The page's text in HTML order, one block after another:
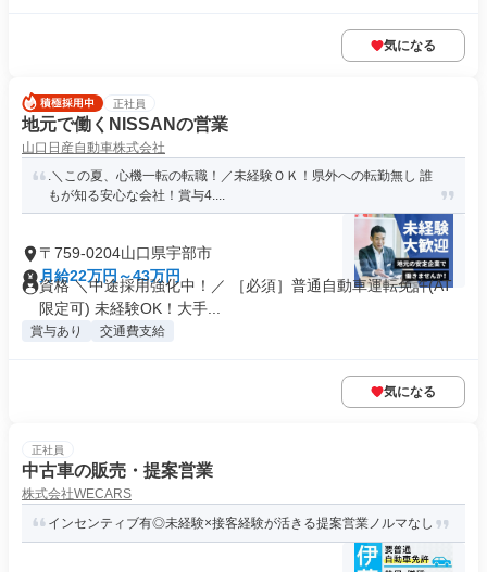
気になる
正社員
地元で働くNISSANの営業
山口日産自動車株式会社
.＼この夏、心機一転の転職！／未経験ＯＫ！県外への転勤無し 誰
もが知る安心な会社！賞与4....
〒759-0204山口県宇部市
月給22万円～43万円
資格 ＼中途採用強化中！／ ［必須］普通自動車運転免許(AT
限定可) 未経験OK！大手...
賞与あり 交通費支給
気になる
正社員
中古車の販売・提案営業
株式会社WECARS
インセンティブ有◎未経験×接客経験が活きる提案営業ノルマなし